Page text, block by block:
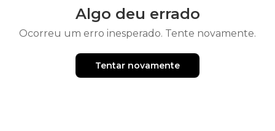
Algo deu errado
Ocorreu um erro inesperado. Tente novamente.
Tentar novamente